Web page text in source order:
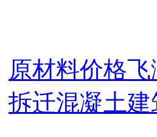
原材料价格
拆迁混凝土